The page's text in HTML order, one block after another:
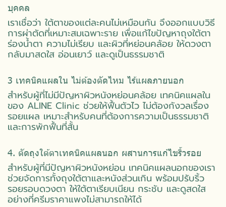
บุคคล
เราเชื่อว่า ใต้ตาของแต่ละคนไม่เหมือนกัน จึงออกแบบวิธี
การผ่าตัดที่เหมาะสมเฉพาะราย เพื่อแก้ไขปัญหาถุงใต้ตา
ร่องน้ำตา ความไม่เรียบ และผิวที่หย่อนคล้อย ให้ดวงตา
กลับมาสดใส อ่อนเยาว์ และดูเป็นธรรมชาติ
3 เทคนิคแผลใน ไม่ต้องตัดไหม ไร้แผลภายนอก
สำหรับผู้ที่ไม่มีปัญหาผิวหนังหย่อนคล้อย เทคนิคแผลใน
ของ ALINE Clinic ช่วยให้ฟื้นตัวไว ไม่ต้องกังวลเรื่อง
รอยแผล เหมาะสำหรับคนที่ต้องการความเป็นธรรมชาติ
และการพักฟื้นที่สั้น
4. ตัดถุงใต้ตาเทคนิคแผลนอก ผสานการแก้ไขริ้วรอย
สำหรับผู้ที่มีปัญหาผิวหนังหย่อน เทคนิคแผลนอกของเรา
ช่วยจัดการทั้งถุงใต้ตาและหนังส่วนเกิน พร้อมปรับริ้ว
รอยรอบดวงตา ให้ใต้ตาเรียบเนียน กระชับ และดูสดใส
อย่างที่ครีมราคาแพงไม่สามารถให้ได้